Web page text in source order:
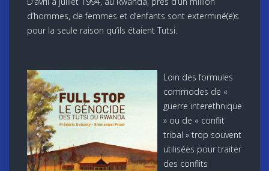
d’hommes, de femmes et d’enfants sont exterminé(e)s
pour la seule raison qu’ils étaient Tutsi.
Loin des formules
commodes de «
guerre interethnique
» ou de « conflit
tribal » trop souvent
utilisées pour traiter
des conflits